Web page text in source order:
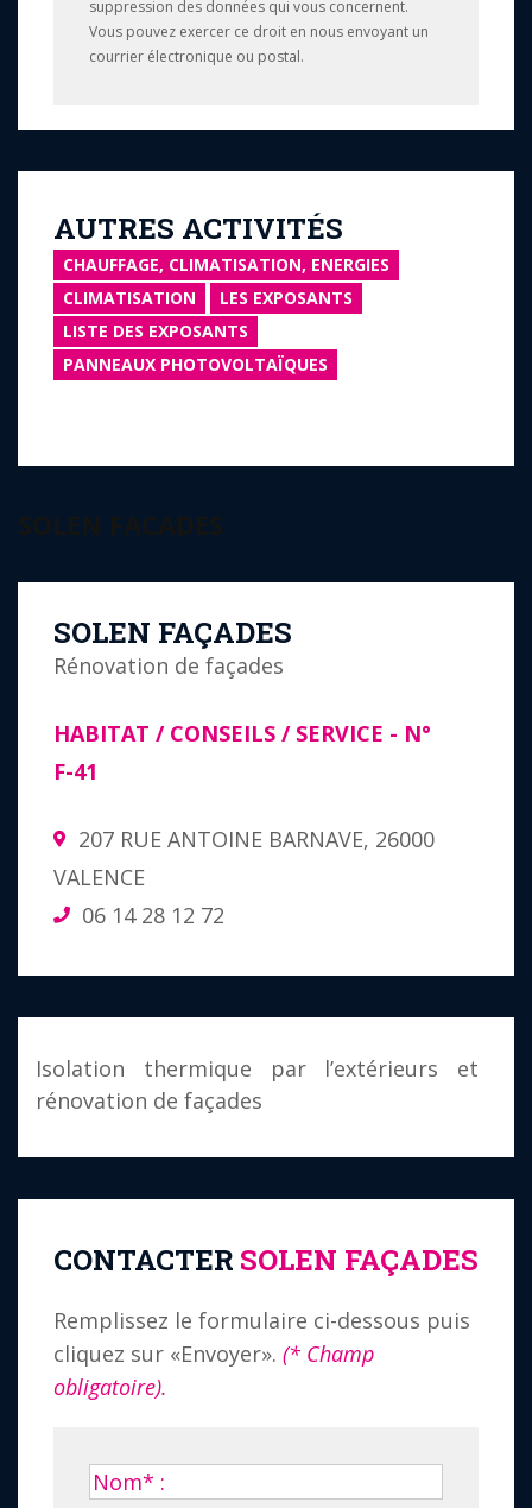
suppression des données qui vous concernent.
Vous pouvez exercer ce droit en nous envoyant un
courrier électronique ou postal.
AUTRES ACTIVITÉS
CHAUFFAGE, CLIMATISATION, ENERGIES
CLIMATISATION
LES EXPOSANTS
LISTE DES EXPOSANTS
PANNEAUX PHOTOVOLTAÏQUES
SOLEN FAÇADES
Rénovation de façades
HABITAT / CONSEILS / SERVICE - N°
F-41
207 RUE ANTOINE BARNAVE, 26000
VALENCE
06 14 28 12 72
Isolation thermique par l’extérieurs et
rénovation de façades
CONTACTER SOLEN FAÇADES
Remplissez le formulaire ci-dessous puis
cliquez sur «Envoyer». (* Champ
obligatoire).